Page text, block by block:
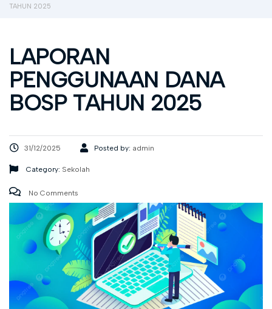
TAHUN 2025
LAPORAN
PENGGUNAAN DANA
BOSP TAHUN 2025
31/12/2025 Posted by: admin
Category: Sekolah
No Comments